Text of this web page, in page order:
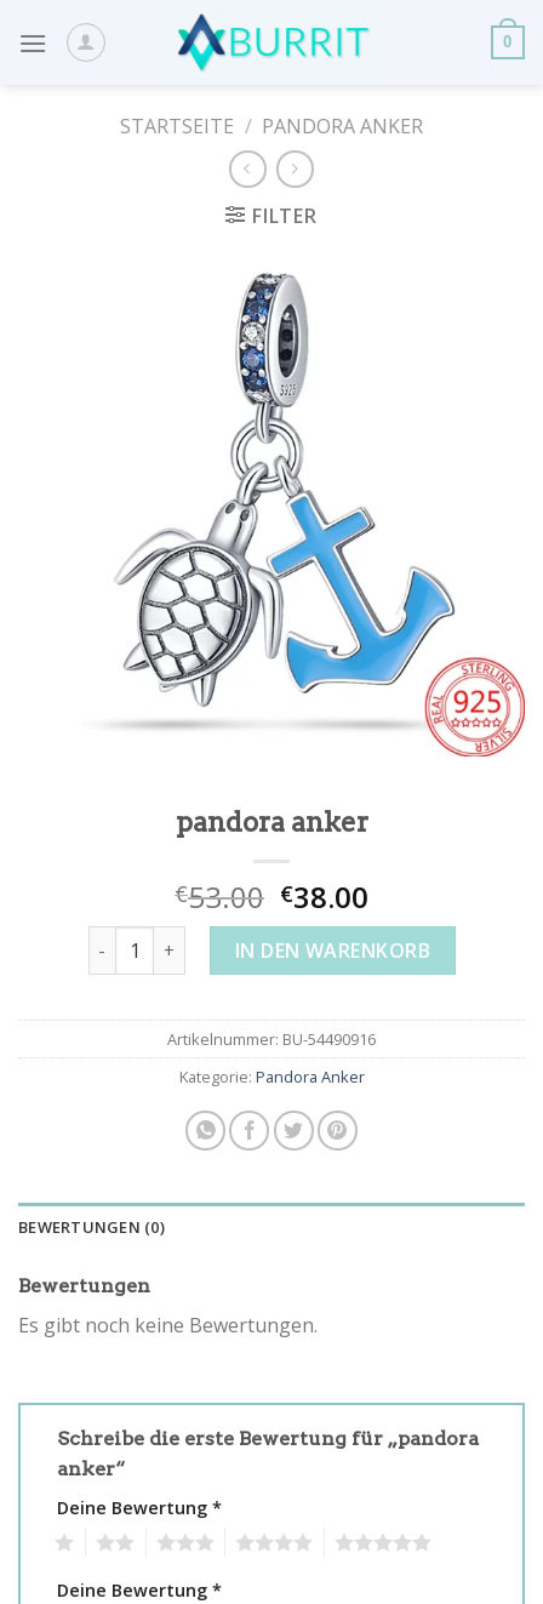
0
STARTSEITE / PANDORA ANKER
FILTER
pandora anker
€53.00 €38.00
pandora anker MengeIN DEN WARENKORB
Artikelnummer: BU-54490916
Kategorie: Pandora Anker
BEWERTUNGEN (0)
Bewertungen
Es gibt noch keine Bewertungen.
Schreibe die erste Bewertung für „pandora
anker“
Deine Bewertung *
Deine Bewertung *